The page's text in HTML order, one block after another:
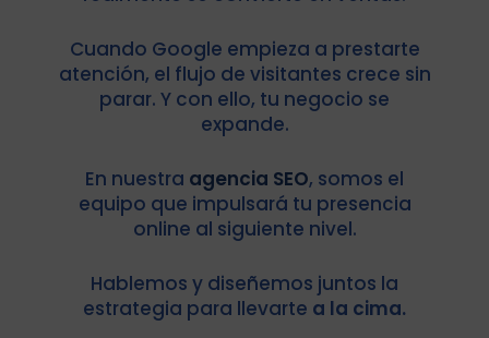
Cuando Google empieza a prestarte
atención, el flujo de visitantes crece sin
parar. Y con ello, tu negocio se
expande.
En nuestra agencia SEO, somos el
equipo que impulsará tu presencia
online al siguiente nivel.
Hablemos y diseñemos juntos la
estrategia para llevarte a la cima.